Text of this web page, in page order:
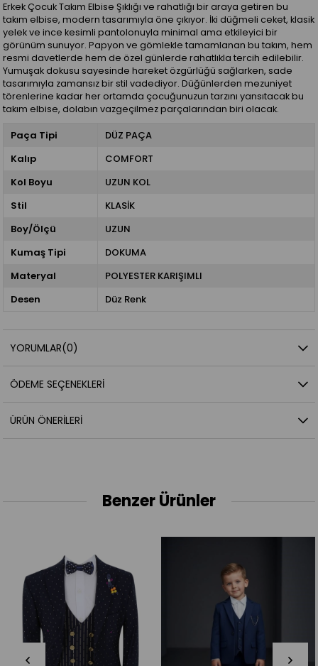
Erkek Çocuk Takım Elbise Şıklığı ve rahatlığı bir araya getiren bu
takım elbise, modern tasarımıyla öne çıkıyor. İki düğmeli ceket, klasik
yelek ve ince kesimli pantolonuyla minimal ama etkileyici bir
görünüm sunuyor. Papyon ve gömlekle tamamlanan bu takım, hem
resmi davetlerde hem de özel günlerde rahatlıkla tercih edilebilir.
Yumuşak dokusu sayesinde hareket özgürlüğü sağlarken, sade
tasarımıyla zamansız bir stil vadediyor. Düğünlerden mezuniyet
törenlerine kadar her ortamda çocuğunuzun tarzını yansıtacak bu
takım elbise, dolabın vazgeçilmez parçalarından biri olacak.
Paça Tipi
DÜZ PAÇA
Kalıp
COMFORT
Kol Boyu
UZUN KOL
Stil
KLASİK
Boy/Ölçü
UZUN
Kumaş Tipi
DOKUMA
Materyal
POLYESTER KARIŞIMLI
Desen
Düz Renk
YORUMLAR(0)
ÖDEME SEÇENEKLERI
ÜRÜN ÖNERILERI
Benzer Ürünler